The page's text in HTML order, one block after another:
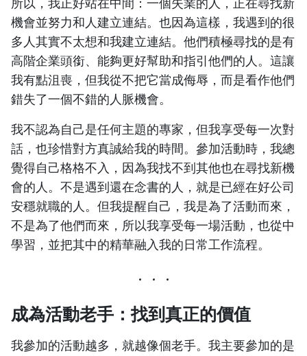
所以，我正好站在中間：一個失業的人，正在尋找新
機會並努力和人建立連結。也因為這樣，我遇到的很
多人其實不太想和我建立連結。他們積極尋找的是有
高階企業頭銜、能夠更好幫助和指引他們的人。這讓
我有點沮喪，但我從不把它當成侮辱，而是看作他們
錯失了一個不錯的人脈機會。
我不認為自己是任何主題的專家，但我享受每一次對
話，也珍惜對方真誠給我的時間。參加活動時，我總
覺得自己格格不入，因為我找不到其他也在尋找新機
會的人。不是遇到還在念書的人，就是已經在好公司
安穩就職的人。但我提醒自己，我是為了活動而來，
不是為了他們而來，所以我享受每一場活動，也從中
學習，並把其中的精華融入我的日常工作流程。
成為活動老手：找到真正的價值
我參加的活動越多，就越像個老手。我主要參加的是